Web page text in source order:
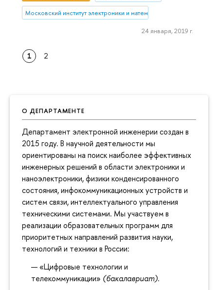
О ДЕПАРТАМЕНТЕ
Департамент электронной инженерии создан в
2015 году. В научной деятельности мы
ориентированы на поиск наиболее эффективных
инженерных решений в области электроники и
наноэлектроники, физики конденсированного
состояния, инфокоммуникационных устройств и
систем связи, интеллектуального управления
техническими системами. Мы участвуем в
реализации образовательных программ для
приоритетных направлений развития науки,
технологий и техники в России:
«Цифровые технологии и
телекоммуникации» (бакалавриат).
Московский институт электроники и математики им. А.Н. Тихонова
24 января, 2019 г.
1 2